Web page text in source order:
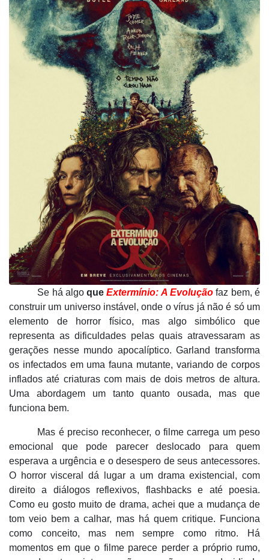
Se há algoqueExtermínio: A Evolução faz bem, é
construir um universo instável, onde o vírus já não é só um
elemento de horror físico, mas algo simbólico que
representa as dificuldades pelas quais atravessaram as
gerações nesse mundo apocalíptico. Garland transforma
os infectados em uma fauna mutante, variando de corpos
inflados até criaturas com mais de dois metros de altura.
Uma abordagem um tanto quanto ousada, mas que
funciona bem.
Mas é preciso reconhecer, o filme carrega um peso
emocional que pode parecer deslocado para quem
esperava a urgência e o desespero de seus antecessores.
O horror visceral dá lugar a um drama existencial, com
direito a diálogos reflexivos, flashbacks e até poesia.
Como eu gosto muito de drama, achei que a mudança de
tom veio bem a calhar, mas há quem critique. Funciona
como conceito, mas nem sempre como ritmo. Há
momentos em que o filme parece perder a próprio rumo,